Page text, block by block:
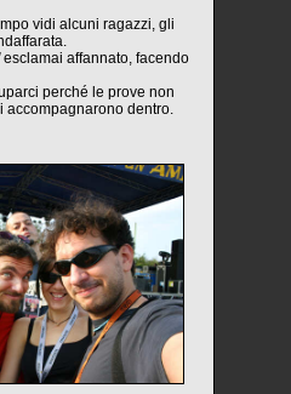
vidi alcuni ragazzi, gli
esclamai affannato, facendo
perché le prove non
dentro.